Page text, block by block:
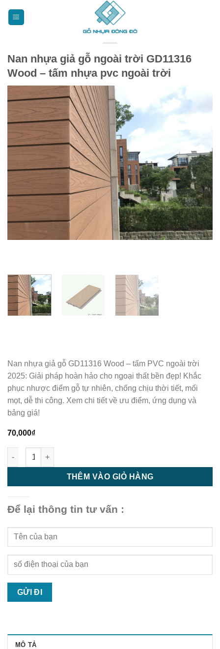
Nan nhựa giả gỗ ngoài trời GD11316
Wood – tấm nhựa pvc ngoài trời
Nan nhựa giả gỗ GD11316 Wood – tấm PVC ngoài trời
2025: Giải pháp hoàn hảo cho ngoại thất bền đẹp! Khắc
phục nhược điểm gỗ tự nhiên, chống chịu thời tiết, mối
mọt, dễ thi công. Xem chi tiết về ưu điểm, ứng dụng và
bảng giá!
70,000₫
Nan nhựa giả gỗ ngoài trời GD11316 Wood - tấm nhựa pvc
THÊM VÀO GIỎ HÀNG
Để lại thông tin tư vấn :
MÔ TẢ